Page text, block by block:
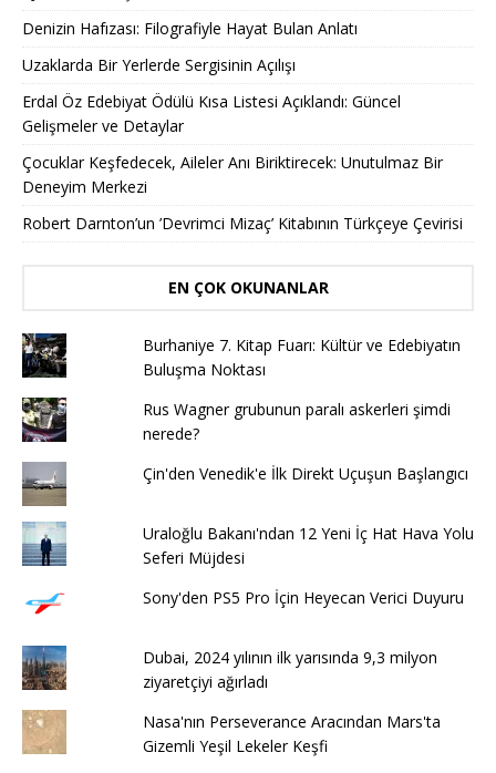
Denizin Hafızası: Filografiyle Hayat Bulan Anlatı
Uzaklarda Bir Yerlerde Sergisinin Açılışı
Erdal Öz Edebiyat Ödülü Kısa Listesi Açıklandı: Güncel
Gelişmeler ve Detaylar
Çocuklar Keşfedecek, Aileler Anı Biriktirecek: Unutulmaz Bir
Deneyim Merkezi
Robert Darnton’un ’Devrimci Mizaç’ Kitabının Türkçeye Çevirisi
EN ÇOK OKUNANLAR
Burhaniye 7. Kitap Fuarı: Kültür ve Edebiyatın
Buluşma Noktası
Rus Wagner grubunun paralı askerleri şimdi
nerede?
Çin'den Venedik'e İlk Direkt Uçuşun Başlangıcı
Uraloğlu Bakanı'ndan 12 Yeni İç Hat Hava Yolu
Seferi Müjdesi
Sony'den PS5 Pro İçin Heyecan Verici Duyuru
Dubai, 2024 yılının ilk yarısında 9,3 milyon
ziyaretçiyi ağırladı
Nasa'nın Perseverance Aracından Mars'ta
Gizemli Yeşil Lekeler Keşfi